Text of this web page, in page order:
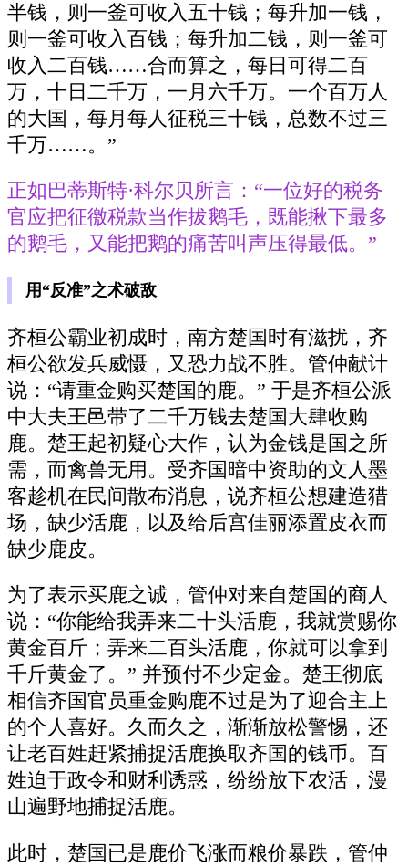
半钱，则一釜可收入五十钱；每升加一钱，
则一釜可收入百钱；每升加二钱，则一釜可
收入二百钱……合而算之，每日可得二百
万，十日二千万，一月六千万。一个百万人
的大国，每月每人征税三十钱，总数不过三
千万……。”
正如巴蒂斯特·科尔贝所言：“一位好的税务
官应把征徼税款当作拔鹅毛，既能揪下最多
的鹅毛，又能把鹅的痛苦叫声压得最低。”
用“反准”之术破敌
齐桓公霸业初成时，南方楚国时有滋扰，齐
桓公欲发兵威慑，又恐力战不胜。管仲献计
说：“请重金购买楚国的鹿。” 于是齐桓公派
中大夫王邑带了二千万钱去楚国大肆收购
鹿。楚王起初疑心大作，认为金钱是国之所
需，而禽兽无用。受齐国暗中资助的文人墨
客趁机在民间散布消息，说齐桓公想建造猎
场，缺少活鹿，以及给后宫佳丽添置皮衣而
缺少鹿皮。
为了表示买鹿之诚，管仲对来自楚国的商人
说：“你能给我弄来二十头活鹿，我就赏赐你
黄金百斤；弄来二百头活鹿，你就可以拿到
千斤黄金了。” 并预付不少定金。楚王彻底
相信齐国官员重金购鹿不过是为了迎合主上
的个人喜好。久而久之，渐渐放松警惕，还
让老百姓赶紧捕捉活鹿换取齐国的钱币。百
姓迫于政令和财利诱惑，纷纷放下农活，漫
山遍野地捕捉活鹿。
此时，楚国已是鹿价飞涨而粮价暴跌，管仲